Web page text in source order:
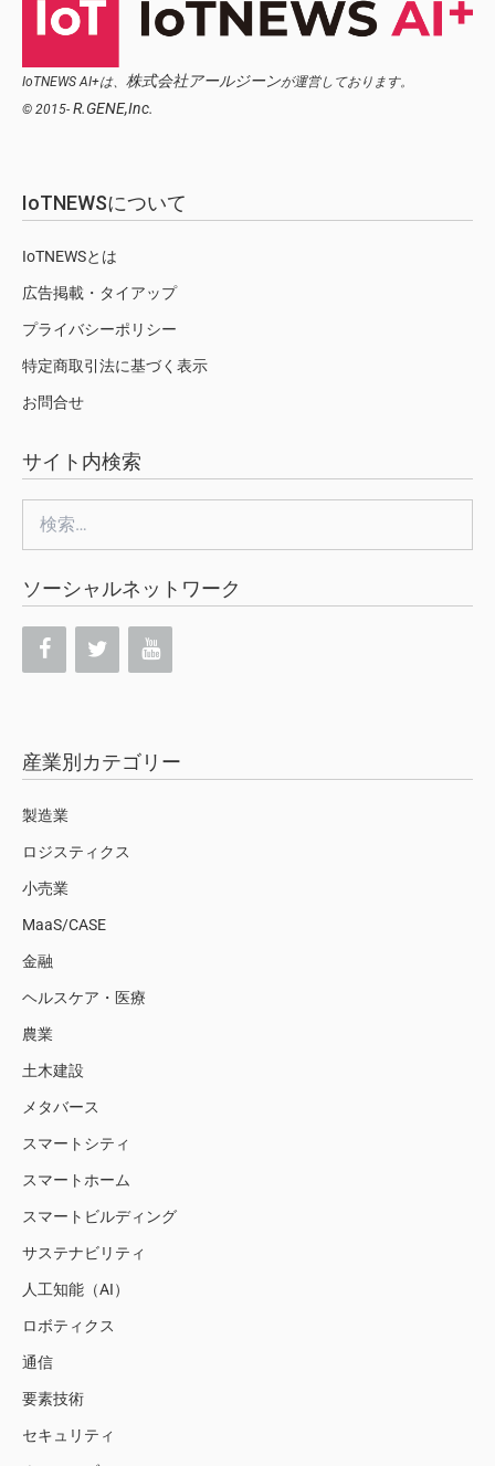
IoTNEWS AI+は、 株式会社アールジーンが運営しております。
© 2015- R.GENE,Inc.
IoTNEWSについて
IoTNEWSとは
広告掲載・タイアップ
プライバシーポリシー
特定商取引法に基づく表示
お問合せ
サイト内検索
索:
ソーシャルネットワーク
産業別カテゴリー
製造業
ロジスティクス
小売業
MaaS/CASE
金融
ヘルスケア・医療
農業
土木建設
メタバース
スマートシティ
スマートホーム
スマートビルディング
サステナビリティ
人工知能（AI）
ロボティクス
通信
要素技術
セキュリティ